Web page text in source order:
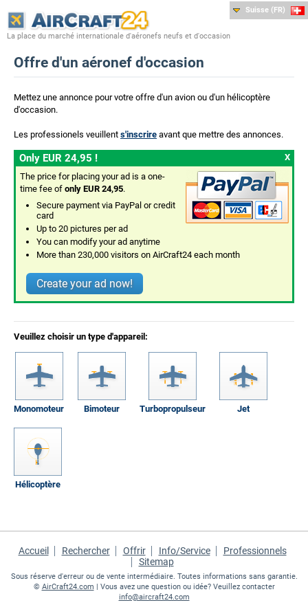
La place du marché internationale d'aéronefs neufs et d'occasion
Suisse (FR)
Offre d'un aéronef d'occasion
Mettez une annonce pour votre offre d'un avion ou d'un hélicoptère
d'occasion.
Les professionels veuillent s'inscrire avant que mettre des annonces.
X
Only EUR 24,95 !
The price for placing your ad is a one-
time fee of only EUR 24,95.
Secure payment via PayPal or credit
card
Up to 20 pictures per ad
You can modify your ad anytime
More than 230,000 visitors on AirCraft24 each month
Create your ad now!
Veuillez choisir un type d'appareil:
Monomoteur Bimoteur Turbopropulseur Jet
Hélicoptère
Accueil Rechercher Offrir Info/Service
Professionnels
Sitemap
Sous réserve d'erreur ou de vente intermédiaire. Toutes informations sans garantie.
© AirCraft24.com | Vous avez une question ou idée? Veuillez contacter
info@aircraft24.com